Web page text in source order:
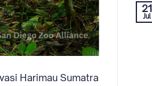
Harimau Sumatra
21
Jul